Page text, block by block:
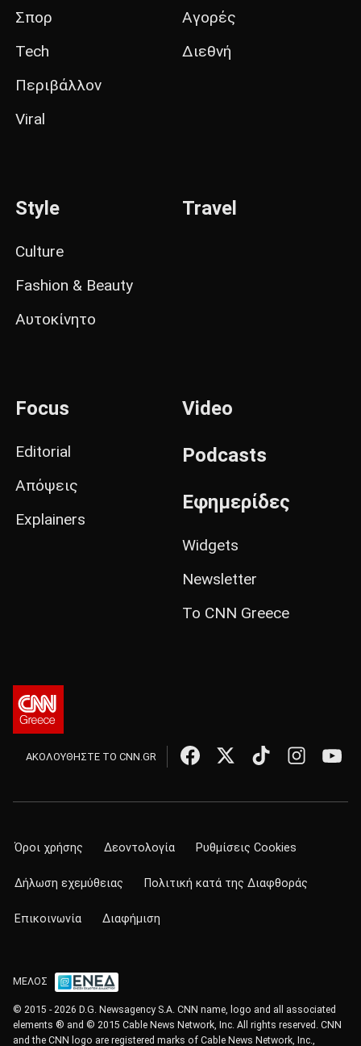
Σπορ
Tech
Περιβάλλον
Viral
Αγορές
Διεθνή
Style
Culture
Fashion & Beauty
Αυτοκίνητο
Travel
Focus
Editorial
Απόψεις
Explainers
Video
Podcasts
Εφημερίδες
Widgets
Newsletter
Το CNN Greece
ΑΚΟΛΟΥΘΗΣΤΕ ΤΟ CNN.GR
Όροι χρήσης Δεοντολογία Ρυθμίσεις Cookies
Δήλωση εχεμύθειας Πολιτική κατά της Διαφθοράς
Επικοινωνία Διαφήμιση
ΜΕΛΟΣ
© 2015 - 2026 D.G. Newsagency S.A. CNN name, logo and all associated
elements ® and © 2015 Cable News Network, Inc. All rights reserved. CNN
and the CNN logo are registered marks of Cable News Network, Inc.,